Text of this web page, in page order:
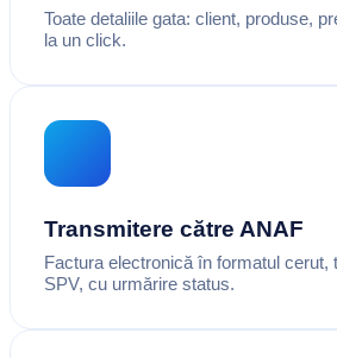
Toate detaliile gata: client, produse,
la un click.
Transmitere către ANAF
Factura electronică în formatul cerut,
SPV, cu urmărire status.